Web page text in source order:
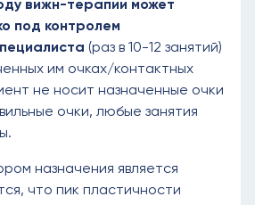
вижн-терапии может
под контролем
(раз в 10-12 занятий)
им очках/контактных
не носит назначенные очки
очки, любые занятия
назначения является
что пик пластичности